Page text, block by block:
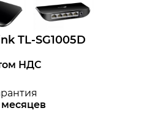
TL-SG1005D
НДС
месяцев